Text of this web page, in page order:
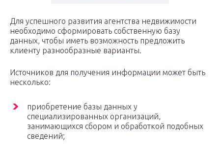
Для успешного развития агентства недвижимости
необходимо сформировать собственную базу
данных, чтобы иметь возможность предложить
клиенту разнообразные варианты.
Источников для получения информации может быть
несколько:
приобретение базы данных у
специализированных организаций,
занимающихся сбором и обработкой подобных
сведений;